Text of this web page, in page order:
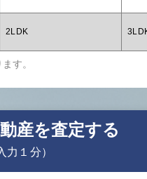
2LDK
す。
産を査定する
力１分）